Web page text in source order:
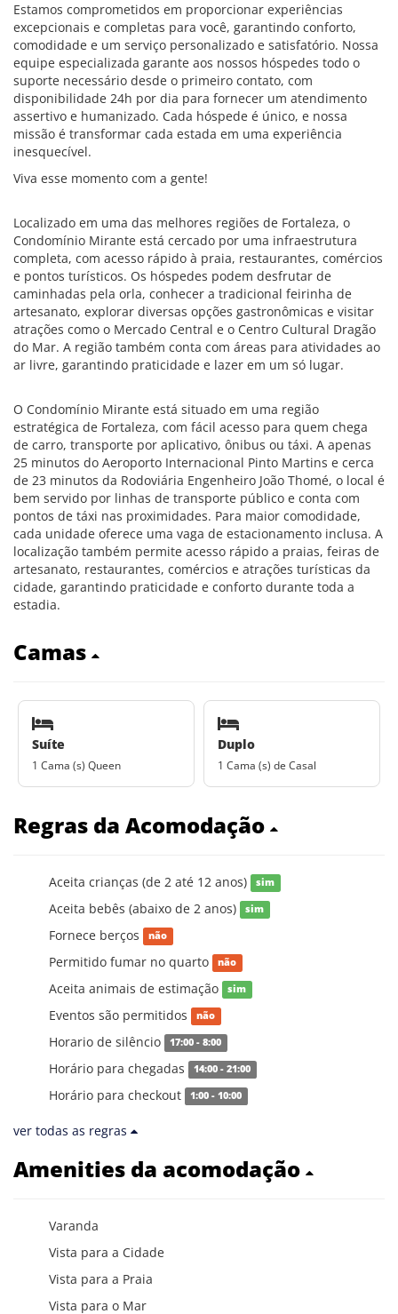
Estamos comprometidos em proporcionar experiências
excepcionais e completas para você, garantindo conforto,
comodidade e um serviço personalizado e satisfatório. Nossa
equipe especializada garante aos nossos hóspedes todo o
suporte necessário desde o primeiro contato, com
disponibilidade 24h por dia para fornecer um atendimento
assertivo e humanizado. Cada hóspede é único, e nossa
missão é transformar cada estada em uma experiência
inesquecível.
Viva esse momento com a gente!
Localizado em uma das melhores regiões de Fortaleza, o
Condomínio Mirante está cercado por uma infraestrutura
completa, com acesso rápido à praia, restaurantes, comércios
e pontos turísticos. Os hóspedes podem desfrutar de
caminhadas pela orla, conhecer a tradicional feirinha de
artesanato, explorar diversas opções gastronômicas e visitar
atrações como o Mercado Central e o Centro Cultural Dragão
do Mar. A região também conta com áreas para atividades ao
ar livre, garantindo praticidade e lazer em um só lugar.
O Condomínio Mirante está situado em uma região
estratégica de Fortaleza, com fácil acesso para quem chega
de carro, transporte por aplicativo, ônibus ou táxi. A apenas
25 minutos do Aeroporto Internacional Pinto Martins e cerca
de 23 minutos da Rodoviária Engenheiro João Thomé, o local é
bem servido por linhas de transporte público e conta com
pontos de táxi nas proximidades. Para maior comodidade,
cada unidade oferece uma vaga de estacionamento inclusa. A
localização também permite acesso rápido a praias, feiras de
artesanato, restaurantes, comércios e atrações turísticas da
cidade, garantindo praticidade e conforto durante toda a
estadia.
Camas
Suíte
1 Cama (s) Queen
Duplo
1 Cama (s) de Casal
Regras da Acomodação
Aceita crianças (de 2 até 12 anos) sim
Aceita bebês (abaixo de 2 anos) sim
Fornece berços não
Permitido fumar no quarto não
Aceita animais de estimação sim
Eventos são permitidos não
Horario de silêncio 17:00 - 8:00
Horário para chegadas 14:00 - 21:00
Horário para checkout 1:00 - 10:00
ver todas as regras
Amenities da acomodação
Varanda
Vista para a Cidade
Vista para a Praia
Vista para o Mar